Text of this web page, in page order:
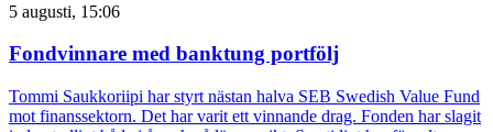
5 augusti, 15:06
Fondvinnare med banktung portfölj
Tommi Saukkoriipi har styrt nästan halva SEB Swedish Value Fund
mot finanssektorn. Det har varit ett vinnande drag. Fonden har slagit